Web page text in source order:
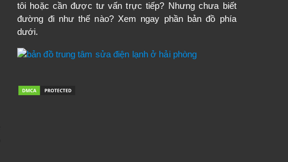
tôi hoặc cần được tư vấn trực tiếp? Nhưng chưa biết
đường đi như thế nào? Xem ngay phần bản đồ phía
dưới.